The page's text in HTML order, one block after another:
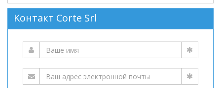
Kонтакт Corte Srl